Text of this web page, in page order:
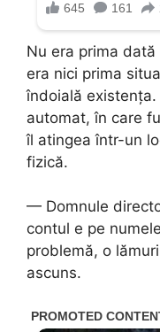
Nu era prima
era nici prima
îndoială
automat, în care
îl atingea într-un
fizică.
— Domnule
contul e pe
problemă, o
ascuns.